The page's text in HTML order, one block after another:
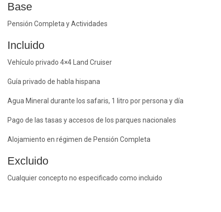
Base
Pensión Completa y Actividades
Incluido
Vehículo privado 4×4 Land Cruiser
Guía privado de habla hispana
Agua Mineral durante los safaris, 1 litro por persona y día
Pago de las tasas y accesos de los parques nacionales
Alojamiento en régimen de Pensión Completa
Excluido
Cualquier concepto no especificado como incluido